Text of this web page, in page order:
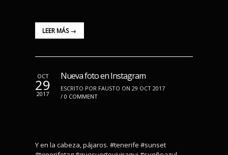
LEER MÁS →
OCT
29
2017
Nueva foto en Instagram
ESCRITO POR FAUSTO ON 29 OCT 2017
/ 0 COMMENT
Y en la cabeza, pájaros. #tenerife #sunset